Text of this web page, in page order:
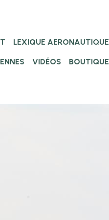
LEXIQUE AERONAUTIQUE
VIDÉOS BOUTIQUE